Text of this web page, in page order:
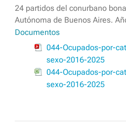
24 partidos del conurbano
Autónoma de Buenos Aires.
Documentos
044-Ocupados-por-
sexo-2016-2025
044-Ocupados-por-
sexo-2016-2025